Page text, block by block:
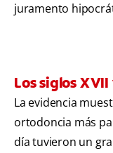
juramento
Los siglos
La evidencia
ortodoncia más
día tuvieron un